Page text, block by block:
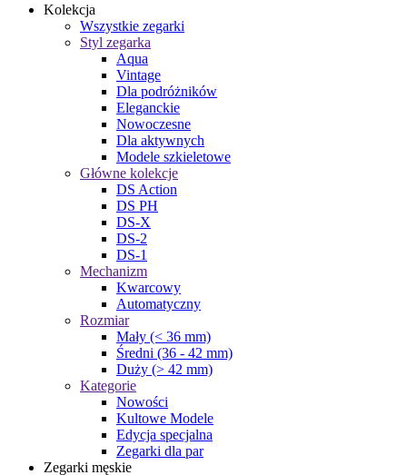
Kolekcja
Wszystkie zegarki
Styl zegarka
Aqua
Vintage
Dla podróżników
Eleganckie
Nowoczesne
Dla aktywnych
Modele szkieletowe
Główne kolekcje
DS Action
DS PH
DS-X
DS-2
DS-1
Mechanizm
Kwarcowy
Automatyczny
Rozmiar
Mały (< 36 mm)
Średni (36 - 42 mm)
Duży (> 42 mm)
Kategorie
Nowości
Kultowe Modele
Edycja specjalna
Zegarki dla par
Zegarki męskie